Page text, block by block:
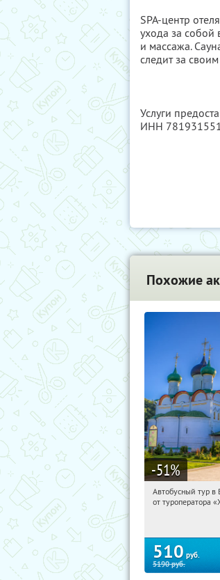
SPA-центр
ухода за собой
и массажа.
следит за
Услуги
ИНН
Похожие
-51%
00:43:50
Автобусный тур в
от туроператора
510 руб.
5190руб.